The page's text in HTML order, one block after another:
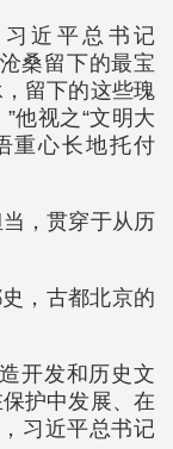
近平总书记
桑留下的最宝
留下的这些瑰
他视之“文明大
重心长地托付
，贯穿于从历
，古都北京的
开发和历史文
护中发展、在
习近平总书记